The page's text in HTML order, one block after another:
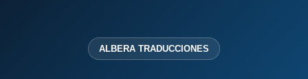
ALBERA TRADUCCIONES